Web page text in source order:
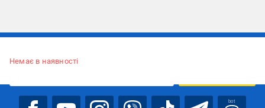
Немає в наявності
bot